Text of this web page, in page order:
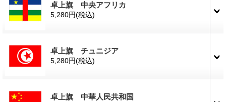
卓上旗 中央アフリカ
5,280円(税込)
卓上旗 チュニジア
5,280円(税込)
卓上旗 中華人民共和国